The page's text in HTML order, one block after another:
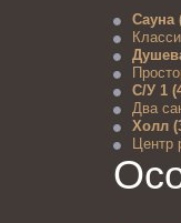
Сауна
С/У 1
Два
Холл
Центр